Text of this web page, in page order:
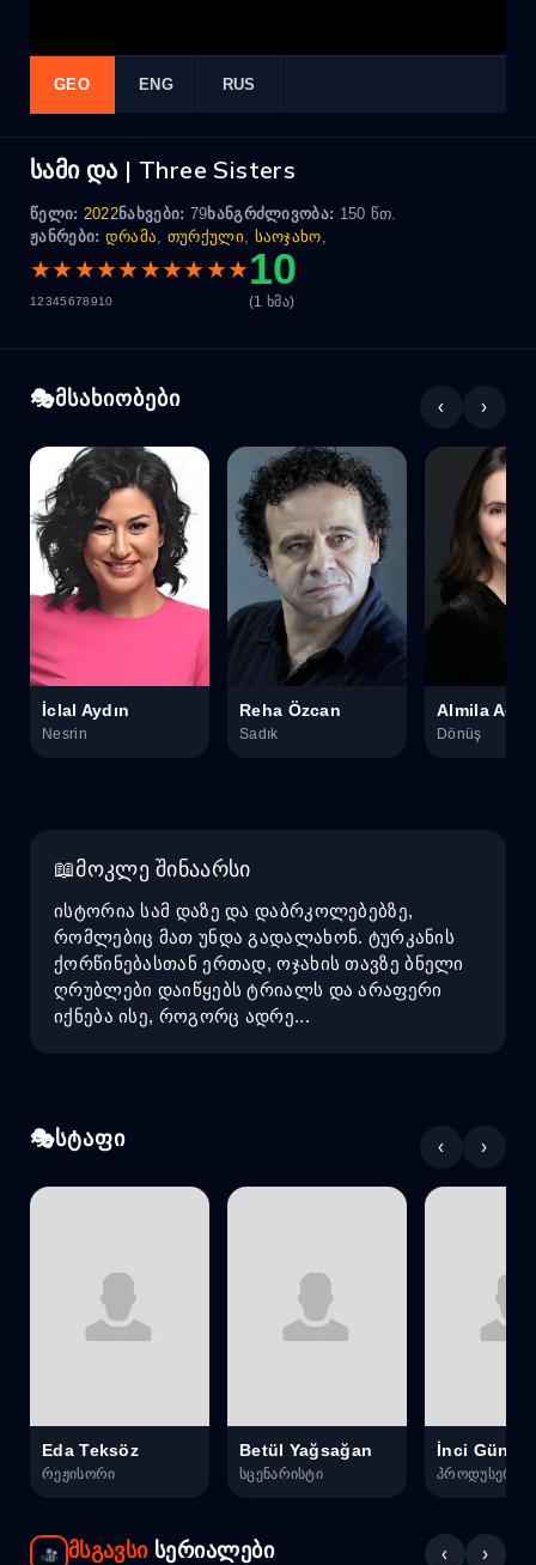
GEO ENG RUS
სამი და | Three Sisters
წელი: 2022ნახვები: 79ხანგრძლივობა: 150 წთ.
ჟანრები: დრამა, თურქული, საოჯახო,
★★★★★★★★★★
12345678910
10
(1 ხმა)
მსახიობები ‹ ›
İclal Aydın
Nesrin
Reha Özcan
Sadık
Almila Ada
Dönüş
მოკლე შინაარსი
ისტორია სამ დაზე და დაბრკოლებებზე,
რომლებიც მათ უნდა გადალახონ. ტურკანის
ქორწინებასთან ერთად, ოჯახის თავზე ბნელი
ღრუბლები დაიწყებს ტრიალს და არაფერი
იქნება ისე, როგორც ადრე...
სტაფი ‹ ›
Eda Teksöz
რეჟისორი
Betül Yağsağan
სცენარისტი
İnci
პროდუსერი
მსგავსისერიალები ‹ ›